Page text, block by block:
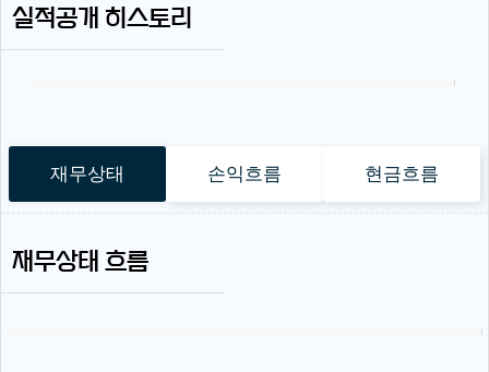
실적공개 히스토리
재무상태 손익흐름 현금흐름
재무상태 흐름